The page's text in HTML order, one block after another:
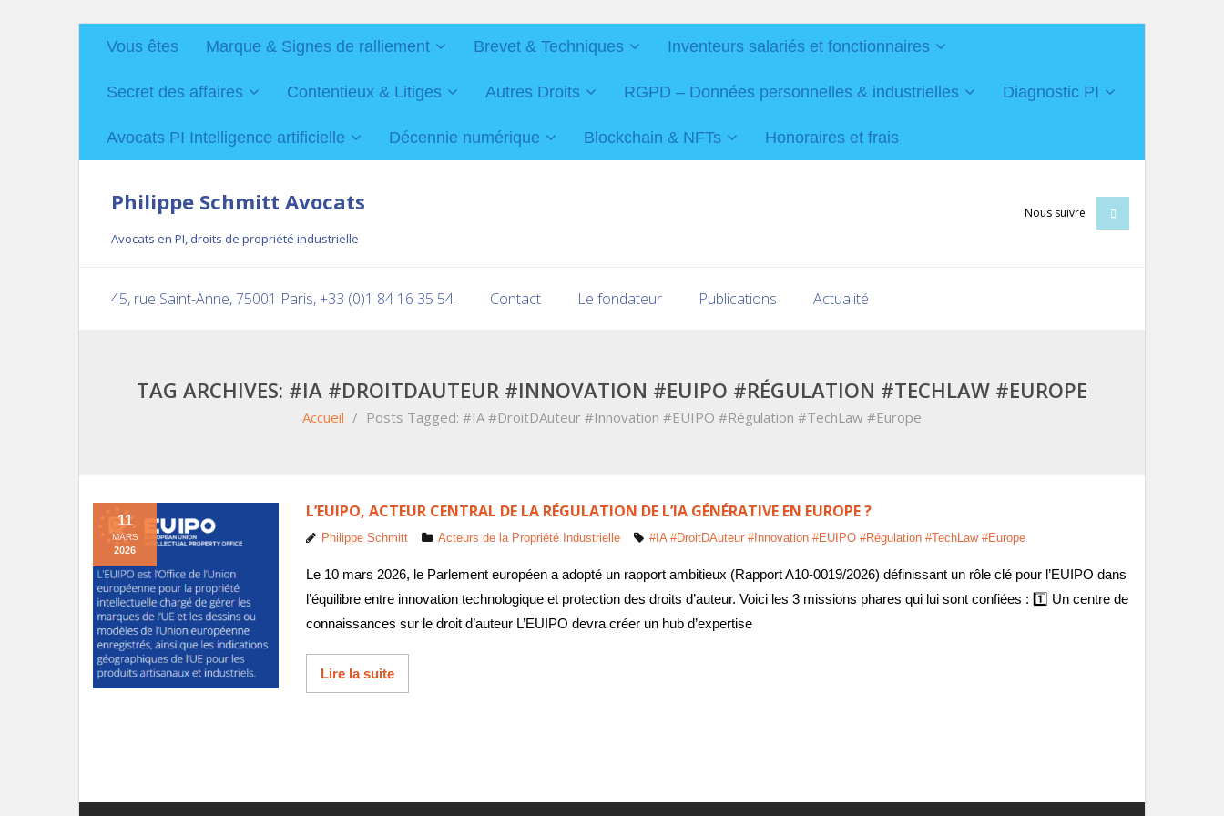
Vous êtes Marque & Signes de ralliement Brevet & Techniques Inventeurs salariés et fonctionnaires
Secret des affaires Contentieux & Litiges Autres Droits RGPD – Données personnelles & industrielles Diagnostic PI
Avocats PI Intelligence artificielle Décennie numérique Blockchain & NFTs Honoraires et frais
Philippe Schmitt Avocats
Avocats en PI, droits de propriété industrielle
Nous suivre
45, rue Saint-Anne, 75001 Paris, +33 (0)1 84 16 35 54 Contact Le fondateur Publications Actualité
TAG ARCHIVES: #IA #DROITDAUTEUR #INNOVATION #EUIPO #RÉGULATION #TECHLAW #EUROPE
Accueil / Posts Tagged: #IA #DroitDAuteur #Innovation #EUIPO #Régulation #TechLaw #Europe
L’EUIPO, ACTEUR CENTRAL DE LA RÉGULATION DE L’IA GÉNÉRATIVE EN EUROPE ?
11
MARS
2026
Philippe Schmitt Acteurs de la Propriété Industrielle #IA #DroitDAuteur #Innovation #EUIPO #Régulation #TechLaw #Europe
Le 10 mars 2026, le Parlement européen a adopté un rapport ambitieux (Rapport A10-0019/2026) définissant un rôle clé pour l’EUIPO dans
l’équilibre entre innovation technologique et protection des droits d’auteur. Voici les 3 missions phares qui lui sont confiées : 1️⃣ Un centre de
connaissances sur le droit d’auteur L’EUIPO devra créer un hub d’expertise
Lire la suite